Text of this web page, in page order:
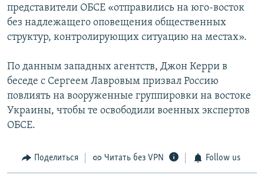
представители ОБСЕ «отправились на юго-восток
без надлежащего оповещения общественных
структур, контролирующих ситуацию на местах».
По данным западных агентств, Джон Керри в
беседе с Сергеем Лавровым призвал Россию
повлиять на вооруженные группировки на востоке
Украины, чтобы те освободили военных экспертов
ОБСЕ.
Поделиться Читать без VPN Follow us